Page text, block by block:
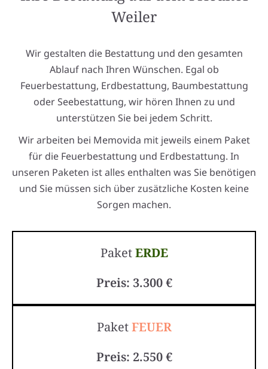
Weiler
Wir gestalten die Bestattung und den gesamten
Ablauf nach Ihren Wünschen. Egal ob
Feuerbestattung, Erdbestattung, Baumbestattung
oder Seebestattung, wir hören Ihnen zu und
unterstützen Sie bei jedem Schritt.
Wir arbeiten bei Memovida mit jeweils einem Paket
für die Feuerbestattung und Erdbestattung. In
unseren Paketen ist alles enthalten was Sie benötigen
und Sie müssen sich über zusätzliche Kosten keine
Sorgen machen.
PaketERDE
Preis: 3.300 €
PaketFEUER
Preis: 2.550 €